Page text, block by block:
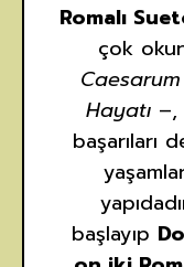
Romalı
çok
Caesarum
Hayatı –,
başarıları
başlayıp